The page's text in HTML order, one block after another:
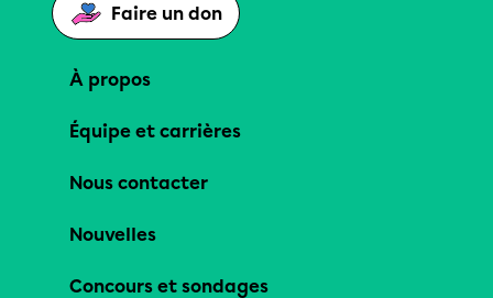
Faire un don
À propos
Équipe et carrières
Nous contacter
Nouvelles
Concours et sondages